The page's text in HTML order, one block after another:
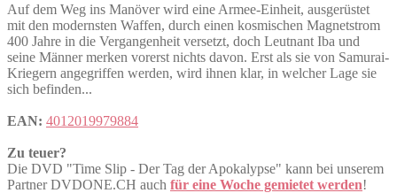
Auf dem Weg ins Manöver wird eine Armee-Einheit, ausgerüstet
mit den modernsten Waffen, durch einen kosmischen Magnetstrom
400 Jahre in die Vergangenheit versetzt, doch Leutnant Iba und
seine Männer merken vorerst nichts davon. Erst als sie von Samurai-
Kriegern angegriffen werden, wird ihnen klar, in welcher Lage sie
sich befinden...
EAN: 4012019979884
Zu teuer?
Die DVD "Time Slip - Der Tag der Apokalypse" kann bei unserem
Partner DVDONE.CH auch für eine Woche gemietet werden!